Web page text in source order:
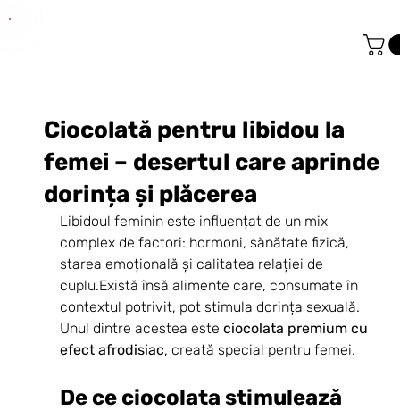
Ciocolată pentru libidou la
femei – desertul care aprinde
dorința și plăcerea
Libidoul feminin este influențat de un mix
complex de factori: hormoni, sănătate fizică,
starea emoțională și calitatea relației de
cuplu.Există însă alimente care, consumate în
contextul potrivit, pot stimula dorința sexuală.
Unul dintre acestea este ciocolata premium cu
efect afrodisiac, creată special pentru femei.
De ce ciocolata stimulează